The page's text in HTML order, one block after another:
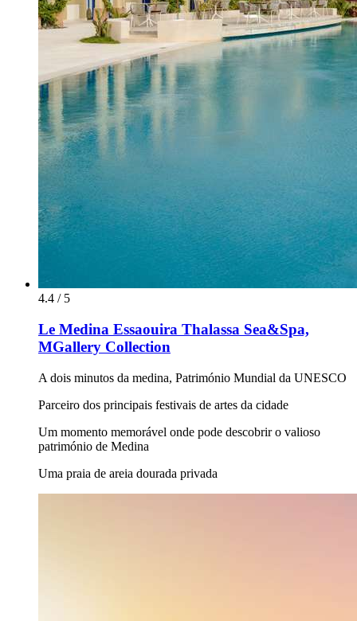
4.4 / 5
Le Medina Essaouira Thalassa Sea&Spa,
MGallery Collection
A dois minutos da medina, Património Mundial da UNESCO
Parceiro dos principais festivais de artes da cidade
Um momento memorável onde pode descobrir o valioso
património de Medina
Uma praia de areia dourada privada